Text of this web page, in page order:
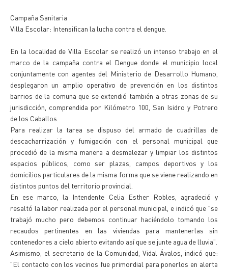
Campaña Sanitaria
Villa Escolar: Intensifican la lucha contra el dengue.
En la localidad de Villa Escolar se realizó un intenso trabajo en el
marco de la campaña contra el Dengue donde el municipio local
conjuntamente con agentes del Ministerio de Desarrollo Humano,
desplegaron un amplio operativo de prevención en los distintos
barrios de la comuna que se extendió también a otras zonas de su
jurisdicción, comprendida por Kilómetro 100, San Isidro y Potrero
de los Caballos.
Para realizar la tarea se dispuso del armado de cuadrillas de
descacharrización y fumigación con el personal municipal que
procedió de la misma manera a desmalezar y limpiar los distintos
espacios públicos, como ser plazas, campos deportivos y los
domicilios particulares de la misma forma que se viene realizando en
distintos puntos del territorio provincial.
En ese marco, la Intendente Celia Esther Robles, agradeció y
resaltó la labor realizada por el personal municipal, e indicó que "se
trabajó mucho pero debemos continuar haciéndolo tomando los
recaudos pertinentes en las viviendas para mantenerlas sin
contenedores a cielo abierto evitando así que se junte agua de lluvia".
Asimismo, el secretario de la Comunidad, Vidal Ávalos, indicó que:
"El contacto con los vecinos fue primordial para ponerlos en alerta